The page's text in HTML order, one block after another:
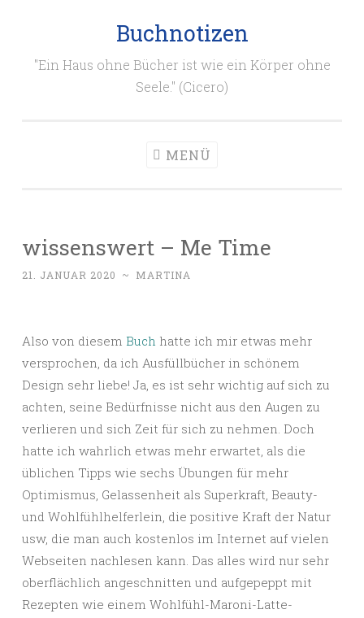
Buchnotizen
"Ein Haus ohne Bücher ist wie ein Körper ohne
Seele." (Cicero)
MENÜ
wissenswert – Me Time
21. JANUAR 2020 ~ MARTINA
Also von diesem Buch hatte ich mir etwas mehr
versprochen, da ich Ausfüllbücher in schönem
Design sehr liebe! Ja, es ist sehr wichtig auf sich zu
achten, seine Bedürfnisse nicht aus den Augen zu
verlieren und sich Zeit für sich zu nehmen. Doch
hatte ich wahrlich etwas mehr erwartet, als die
üblichen Tipps wie sechs Übungen für mehr
Optimismus, Gelassenheit als Superkraft, Beauty-
und Wohlfühlhelferlein, die positive Kraft der Natur
usw, die man auch kostenlos im Internet auf vielen
Webseiten nachlesen kann. Das alles wird nur sehr
oberflächlich angeschnitten und aufgepeppt mit
Rezepten wie einem Wohlfühl-Maroni-Latte-